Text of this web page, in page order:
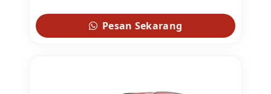
Pesan Sekarang